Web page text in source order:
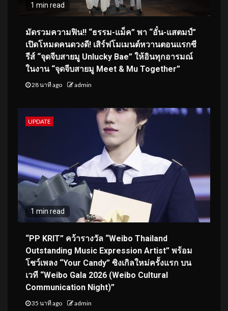
1 min read
มัดรวมความฟิน!! “ธรรม-แม็ค” พา “อั๋น-แสตมป์”
เปิดโหมดคนดวงดี! เสิร์ฟโมเมนต์หวานตอนแรกซี
รีส์ “จุดจีบสายมู Unlucky Bae” ให้อินทุกอารมณ์
ในงาน “จุดจีบสายมู Meet & Mu Together”
28 นาที ago admin
UPDATE
1 min read
“PP KRIT” คว้ารางวัล “Weibo Thailand
Outstanding Music Expression Artist” พร้อม
โชว์เพลง “Your Candy” ซิงเกิลใหม่ครั้งแรก บน
เวที “Weibo Gala 2026 (Weibo Cultural
Communication Night)”
35 นาที ago admin